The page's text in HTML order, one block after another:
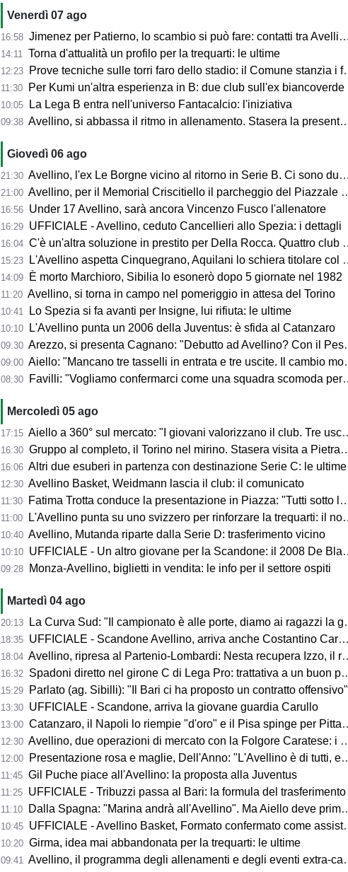
Venerdì 07 ago
16:58 Jimenez per Patierno, lo scambio si può fare: contatti tra Avellino e Catania
14:11 Torna d'attualità un profilo per la trequarti: le ultime
12:23 Prove tecniche sulle torri faro dello stadio: il Comune stanzia i fondi
11:30 Per Kumi un'altra esperienza in B: due club sull'ex biancoverde
10:05 La Lega B entra nell'universo Fantacalcio: l'iniziativa
09:38 Avellino, si abbassa il ritmo in allenamento. Stasera la presentazione in Piazza
Giovedì 06 ago
21:30 Avellino, l'ex Le Borgne vicino al ritorno in Serie B. Ci sono due club sul francese
21:00 Avellino, per il Memorial Criscitiello il parcheggio del Piazzale degli Irpini è occupato. I tifosi possono parcheggiare al Campo Genova
16:56 Under 17 Avellino, sarà ancora Vincenzo Fusco l'allenatore
16:29 UFFICIALE - Avellino, ceduto Cancellieri allo Spezia: i dettagli
16:04 C'è un'altra soluzione in prestito per Della Rocca. Quattro club su Manzi
15:23 L'Avellino aspetta Cinquegrano, Aquilani lo schiera titolare col Sassuolo
14:09 È morto Marchioro, Sibilia lo esonerò dopo 5 giornate nel 1982
11:20 Avellino, si torna in campo nel pomeriggio in attesa del Torino
10:41 Lo Spezia si fa avanti per Insigne, lui rifiuta: le ultime
10:10 L'Avellino punta un 2006 della Juventus: è sfida al Catanzaro
09:30 Arezzo, si presenta Cagnano: "Debutto ad Avellino? Con il Pescara andò bene. Gol dell'ex? Ho rispetto per la piazza e i compagni, non esulterei"
09:00 Aiello: "Mancano tre tasselli in entrata e tre uscite. Il cambio modulo? Una squadra camaleontica non dà punti di riferimento". Sull'esterno e il trequartista...
08:30 Favilli: "Vogliamo confermarci come una squadra scomoda per tutti. La concorrenza ben venga. Io mi sento bene"
Mercoledì 05 ago
17:15 Aiello a 360° sul mercato: "I giovani valorizzano il club. Tre uscite ancora da fare". Sul modulo, la difesa, Licina e Marina...
16:30 Gruppo al completo, il Torino nel mirino. Stasera visita a Pietrastornina
16:06 Altri due esuberi in partenza con destinazione Serie C: le ultime
12:30 Avellino Basket, Weidmann lascia il club: il comunicato
11:30 Fatima Trotta conduce la presentazione in Piazza: "Tutti sotto lo stesso cielo"
11:00 L'Avellino punta su uno svizzero per rinforzare la trequarti: il nome
10:40 Avellino, Mutanda riparte dalla Serie D: trasferimento vicino
10:10 UFFICIALE - Un altro giovane per la Scandone: il 2008 De Blasio
09:28 Monza-Avellino, biglietti in vendita: le info per il settore ospiti
Martedì 04 ago
20:13 La Curva Sud: "Il campionato è alle porte, diamo ai ragazzi la giusta carica"
18:35 UFFICIALE - Scandone Avellino, arriva anche Costantino Carullo
18:04 Avellino, ripresa al Partenio-Lombardi: Nesta recupera Izzo, il report
16:32 Spadoni diretto nel girone C di Lega Pro: trattativa a un buon punto
15:29 Parlato (ag. Sibilli): "Il Bari ci ha proposto un contratto offensivo"
13:30 UFFICIALE - Scandone, arriva la giovane guardia Carullo
13:00 Catanzaro, il Napoli lo riempie "d'oro" e il Pisa spinge per Pittarello
12:30 Avellino, due operazioni di mercato con la Folgore Caratese: i nomi
12:00 Presentazione rosa e maglie, Dell'Anno: "L'Avellino è di tutti, ecco cosa faremo"
11:45 Gil Puche piace all'Avellino: la proposta alla Juventus
11:25 UFFICIALE - Tribuzzi passa al Bari: la formula del trasferimento
11:10 Dalla Spagna: "Marina andrà all'Avellino". Ma Aiello deve prima cedere
10:45 UFFICIALE - Avellino Basket, Formato confermato come assistant coach
10:20 Girma, idea mai abbandonata per la trequarti: le ultime
09:41 Avellino, il programma degli allenamenti e degli eventi extra-campo